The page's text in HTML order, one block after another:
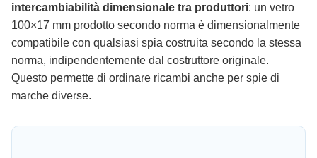
intercambiabilità dimensionale tra produttori: un vetro
100×17 mm prodotto secondo norma è dimensionalmente
compatibile con qualsiasi spia costruita secondo la stessa
norma, indipendentemente dal costruttore originale.
Questo permette di ordinare ricambi anche per spie di
marche diverse.